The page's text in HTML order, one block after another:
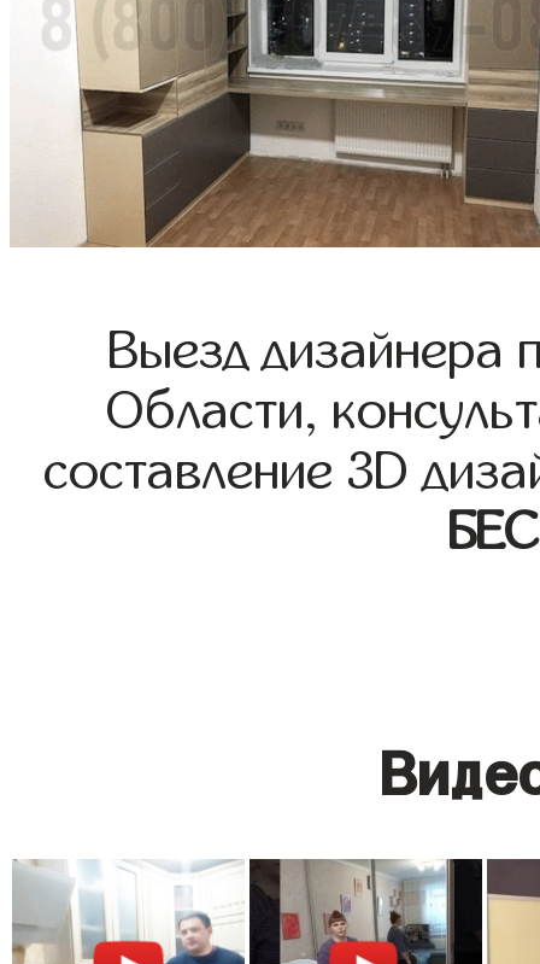
Выезд дизайнера
Области,
составление 3D